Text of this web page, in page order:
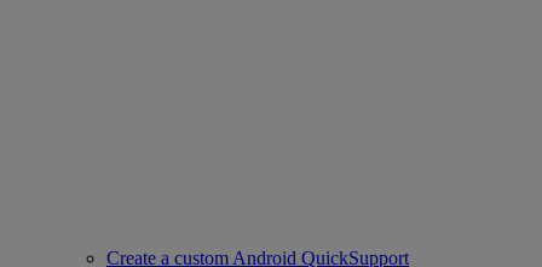
Create a custom Android QuickSupport